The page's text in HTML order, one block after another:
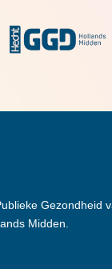
Gezondheid
Midden.